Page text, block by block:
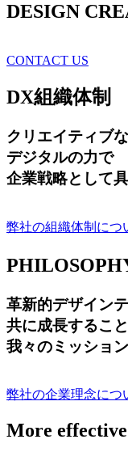
DESIGN
CONTACT US
DX組織体制
クリエイティブ
デジタルの力で
企業戦略として
弊社の組織体制につ
革新的デザイン
共に成長するこ
我々のミッション
弊社の企業理念につ
More